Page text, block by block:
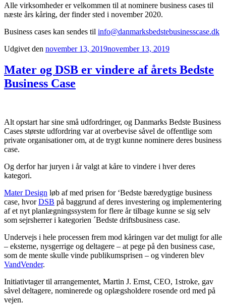
Alle virksomheder er velkommen til at nominere business cases til
næste års kåring, der finder sted i november 2020.
Business cases kan sendes til info@danmarksbedstebusinesscase.dk
Udgivet den november 13, 2019november 13, 2019
Mater og DSB er vindere af årets Bedste
Business Case
Alt opstart har sine små udfordringer, og Danmarks Bedste Business
Cases største udfordring var at overbevise såvel de offentlige som
private organisationer om, at de trygt kunne nominere deres business
case.
Og derfor har juryen i år valgt at kåre to vindere i hver deres
kategori.
Mater Design løb af med prisen for ‘Bedste bæredygtige business
case, hvorDSB på baggrund af deres investering og implementering
af et nyt planlægningssystem for flere år tilbage kunne se sig selv
som sejrsherrer i kategorien ´Bedste driftsbusiness case.
Undervejs i hele processen frem mod kåringen var det muligt for alle
– eksterne, nysgerrige og deltagere – at pege på den business case,
som de mente skulle vinde publikumsprisen – og vinderen blev
VandVender.
Initiativtager til arrangementet, Martin J. Ernst, CEO, 1stroke, gav
såvel deltagere, nominerede og oplægsholdere rosende ord med på
vejen.